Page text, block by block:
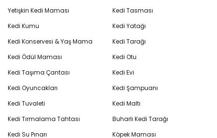
Yetişkin Kedi Maması
Kedi Kumu
Kedi Konservesi & Yaş Mama
Kedi Ödül Maması
Kedi Taşıma Çantası
Kedi Oyuncakları
Kedi Tuvaleti
Kedi Tırmalama Tahtası
Kedi Su Pınarı
Kedi Tasması
Kedi Yatağı
Kedi Tarağı
Kedi Otu
Kedi Evi
Kedi Şampuanı
Kedi Maltı
Buharlı Kedi Tarağı
Köpek Maması